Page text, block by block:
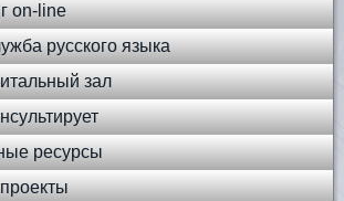
on-line
русского языка
зал
ресурсы